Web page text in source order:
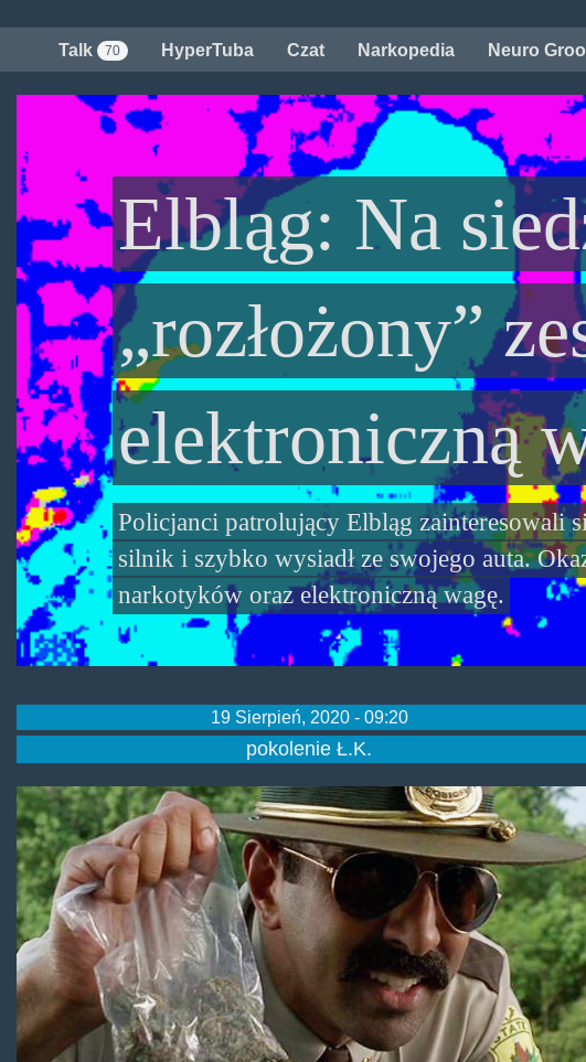
treści
Talk 70 HyperTuba Czat Narkopedia Neuro
Elbląg: Na
„rozłożony”
elektroniczną
Policjanci patrolujący Elbląg zainteresowali
silnik i szybko wysiadł ze swojego auta.
narkotyków oraz elektroniczną wagę.
19 Sierpień, 2020 - 09:20
pokolenie Ł.K.
police-
stealing-
weed-
from-
the-
police-
weedist1.jpg